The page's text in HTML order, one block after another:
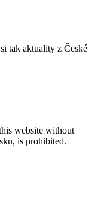
tak aktuality z České
website without
is prohibited.